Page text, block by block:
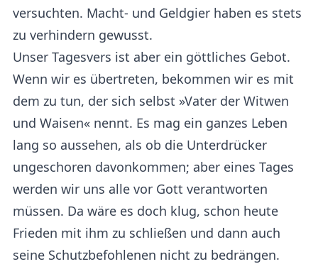
versuchten. Macht- und Geldgier haben es stets
zu verhindern gewusst.
Unser Tagesvers ist aber ein göttliches Gebot.
Wenn wir es übertreten, bekommen wir es mit
dem zu tun, der sich selbst »Vater der Witwen
und Waisen« nennt. Es mag ein ganzes Leben
lang so aussehen, als ob die Unterdrücker
ungeschoren davonkommen; aber eines Tages
werden wir uns alle vor Gott verantworten
müssen. Da wäre es doch klug, schon heute
Frieden mit ihm zu schließen und dann auch
seine Schutzbefohlenen nicht zu bedrängen.